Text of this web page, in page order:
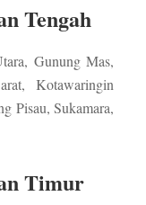
Tengah
Gunung Mas,
Kotawaringin
Pisau, Sukamara,
Timur